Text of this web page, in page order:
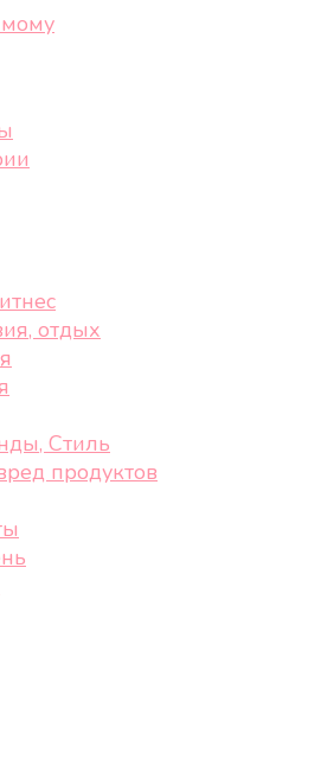
отдых
Стиль
продуктов